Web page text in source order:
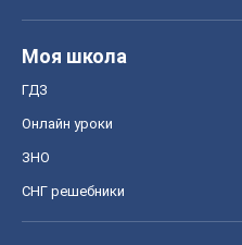
Моя школа
ГДЗ
Онлайн уроки
ЗНО
СНГ решебники